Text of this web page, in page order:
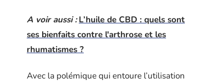
A voir aussi : L’huile de CBD : quels sont
ses bienfaits contre l'arthrose et les
rhumatismes ?
Avec la polémique qui entoure l’utilisation